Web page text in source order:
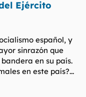
Ejército
español, y
sinrazón que
en su país.
en este país?...